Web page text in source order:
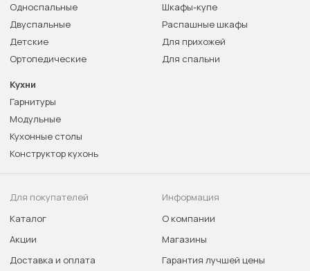
Односпальные
Двуспальные
Детские
Ортопедические
Шкафы-купе
Распашные шкафы
Для прихожей
Для спальни
Кухни
Гарнитуры
Модульные
Кухонные столы
Конструктор кухонь
Для покупателей
Каталог
Акции
Доставка и оплата
Информация
О компании
Магазины
Гарантия лучшей цены